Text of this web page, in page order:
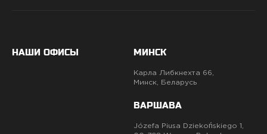
НАШИ ОФИСЫ МИНСК
Карла Либкнехта 66,
Минск, Беларусь
ВАРШАВА
Józefa Piusa Dziekońskiego 1,